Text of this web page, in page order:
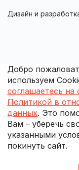
Дизайн и
Добро
используем
соглашаетесь на
Политикой в
данных. Это
Вам – уберечь
указанными
покинуть сайт.